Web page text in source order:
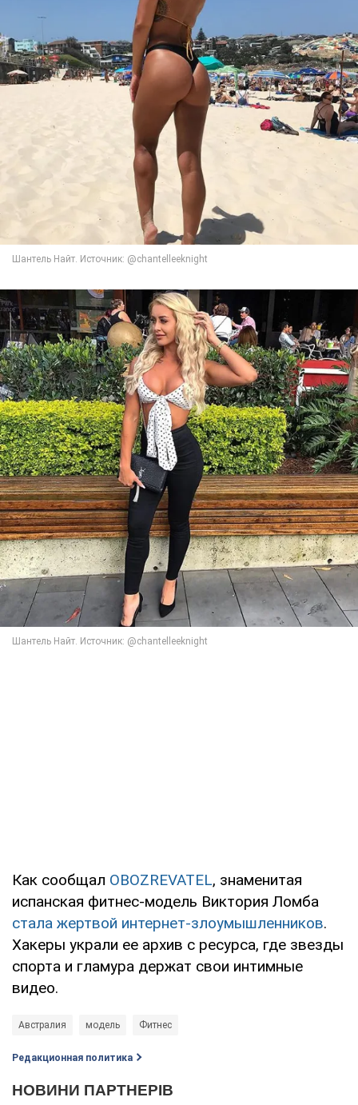
Как сообщал OBOZREVATEL, знаменитая
испанская фитнес-модель Виктория Ломба
стала жертвой интернет-злоумышленников.
Хакеры украли ее архив с ресурса, где звезды
спорта и гламура держат свои интимные
видео.
Австралия модель Фитнес
Редакционная политика